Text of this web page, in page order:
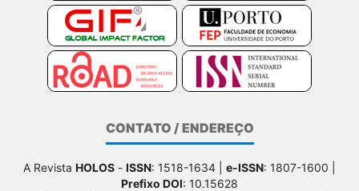
CONTATO / ENDEREÇO
A Revista HOLOS - ISSN: 1518-1634 | e-ISSN: 1807-1600 |
Prefixo DOI: 10.15628